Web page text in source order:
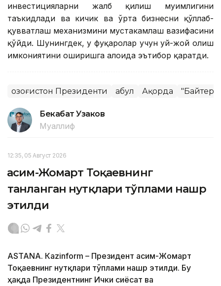
инвестицияларни жалб қилиш муҳимлигини
таъкидлади ва кичик ва ўрта бизнесни қўллаб-
қувватлаш механизмини мустаҳкамлаш вазифасини
қўйди. Шунингдек, у фуқаролар учун уй-жой олиш
имкониятини оширишга алоҳида эътибор қаратди.
Қозоғистон Президенти Қабул Ақорда
Бекабат Узаков
Муаллиф
12:35, 05 Август 2026
Қасим-Жомарт Тоқаевнинг
танланган нутқлари тўплами нашр
этилди
ASTANА. Кazinform – Президент Қасим-Жомарт
Тоқаевнинг нутқлари тўплами нашр этилди. Бу
ҳақда Президентнинг Ички сиёсат ва